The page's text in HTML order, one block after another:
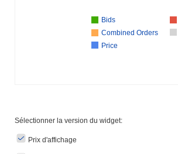
Bids
Combined Orders
Price
Sélectionner la version du widget:
Prix ​​d'affichage